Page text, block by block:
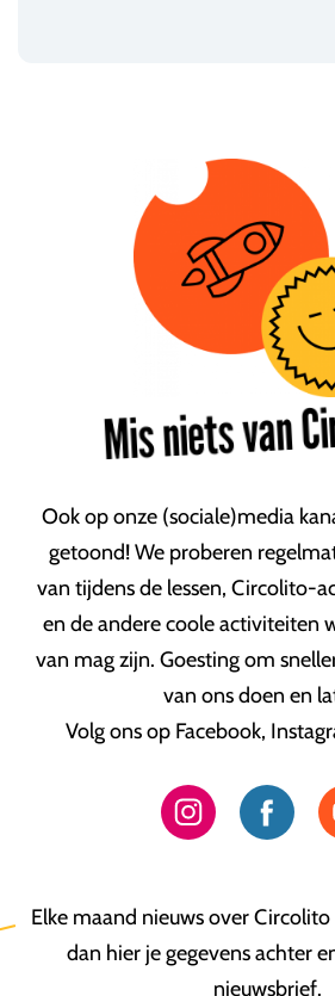
Mis niets van
Ook op onze (sociale)media
getoond! We proberen
van tijdens de lessen, Circolito-
en de andere coole activiteiten
van mag zijn. Goesting om
van ons doen en
Volg ons op Facebook,
Elke maand nieuws over
dan hier je gegevens achter
nieuwsbrief.